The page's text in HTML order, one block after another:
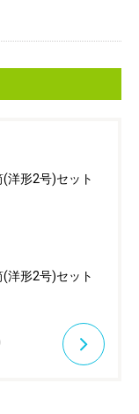
洋形2号)セット
洋形2号)セット